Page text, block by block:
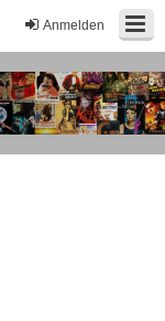
Anmelden